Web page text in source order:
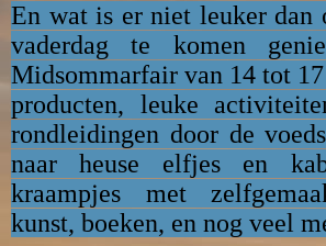
En wat is er niet leuker dan
vaderdag te komen
Midsommarfair van 14 tot
producten, leuke
rondleidingen door de
naar heuse elfjes en
kraampjes met
kunst, boeken, en nog veel